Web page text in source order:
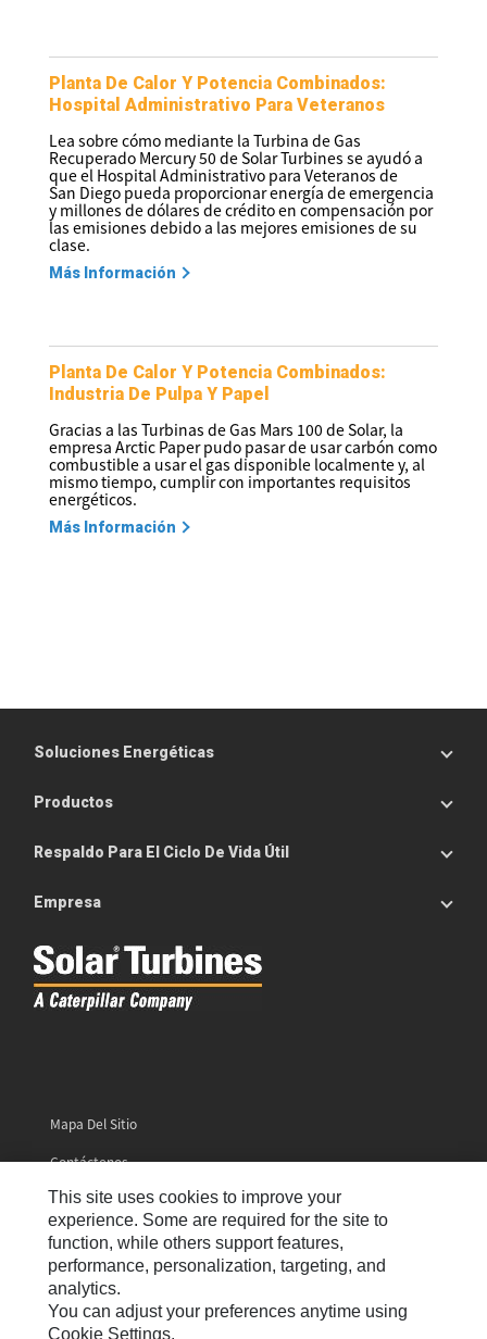
Planta De Calor Y Potencia Combinados:
Hospital Administrativo Para Veteranos
Lea sobre cómo mediante la Turbina de Gas
Recuperado Mercury 50 de Solar Turbines se ayudó a
que el Hospital Administrativo para Veteranos de
San Diego pueda proporcionar energía de emergencia
y millones de dólares de crédito en compensación por
las emisiones debido a las mejores emisiones de su
clase.
Más Información
Planta De Calor Y Potencia Combinados:
Industria De Pulpa Y Papel
Gracias a las Turbinas de Gas Mars 100 de Solar, la
empresa Arctic Paper pudo pasar de usar carbón como
combustible a usar el gas disponible localmente y, al
mismo tiempo, cumplir con importantes requisitos
energéticos.
Más Información
Soluciones Energéticas
Productos
Respaldo Para El Ciclo De Vida Útil
Empresa
Mapa Del Sitio
Contáctenos
Preferencias De Correo Electrónico
Cookie Settings
Avisos Legales
Privacidad
This site uses cookies to improve your
experience. Some are required for the site to
function, while others support features,
performance, personalization, targeting, and
analytics.
You can adjust your preferences anytime using
Cookie Settings.